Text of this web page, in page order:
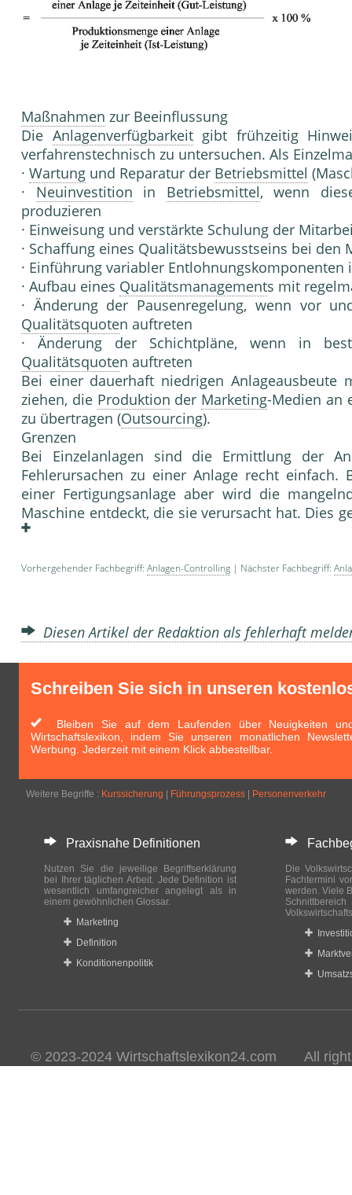
Maßnahmen zur Beeinflussung
Die Anlagenverfügbarkeitgibt frühzeitig
verfahrenstechnisch zu untersuchen. Als
· Wartung und Reparatur der Betriebsmittel
· Neuinvestition in Betriebsmittel, wenn
produzieren
· Einweisung und verstärkte Schulung der
· Schaffung eines Qualitätsbewusstseins bei den
· Einführung variabler
· Aufbau eines Qualitätsmanagements mit
· Änderung der Pausenregelung, wenn vor
Qualitätsquoten auftreten
· Änderung der Schichtpläne, wenn in
Qualitätsquoten auftreten
Bei einer dauerhaft niedrigen Anlageausbeute
ziehen, die Produktion der Marketing-Medien an
zu übertragen (Outsourcing).
Grenzen
Bei Einzelanlagen sind die Ermittlung der
Fehlerursachen zu einer Anlage recht
einer Fertigungsanlage aber wird die
Maschine entdeckt, die sie verursacht hat. Dies
Vorhergehender Fachbegriff: Anlagen-Controlling | Nächster Fachbegriff:
Diesen Artikel der Redaktion als fehlerhaft
Schreiben Sie sich in unseren
Bleiben Sie auf dem Laufenden über Neuigkeiten
Wirtschaftslexikon, indem Sie unseren monatlichen
Werbung. Jederzeit mit einem Klick abbestellbar.
Weitere Begriffe : Kurssicherung Führungsprozess Personenverkehr
Praxisnahe Definitionen
Nutzen Sie die jeweilige Begriffserklärung
bei Ihrer täglichen Arbeit. Jede Definition ist
wesentlich umfangreicher angelegt als in
einem gewöhnlichen Glossar.
Marketing
Definition
Konditionenpolitik
Die
Fachtermini
werden. Viele
© 2023-2024 Wirtschaftslexikon24.com All